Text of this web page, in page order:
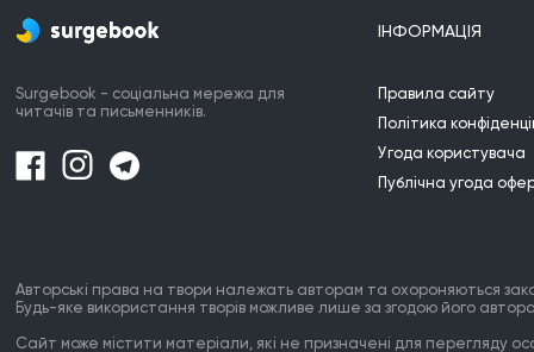
Surgebook - соціальна мережа для
читачів та письменників.
ІНФОРМАЦІЯ
Правила сайту
Політика
Угода користувача
Публічна угода
Авторські права на твори належать авторам та охороняються
Будь-яке використання творів можливе лише за згодою його
Сайт може містити матеріали, які не призначені для перегляду